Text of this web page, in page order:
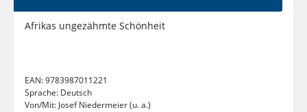
Afrikas ungezähmte Schönheit
EAN:9783987011221
Sprache: Deutsch
Von/Mit: Josef Niedermeier (u. a.)